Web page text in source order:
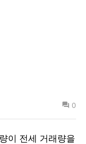
0
이 전세 거래량을